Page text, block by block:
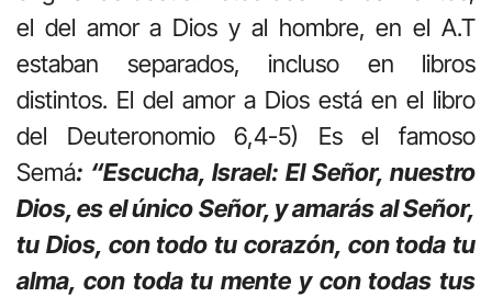
el del amor a Dios y al hombre, en el A.T
estaban separados, incluso en libros
distintos. El del amor a Dios está en el libro
del Deuteronomio 6,4-5) Es el famoso
Semá: “Escucha, Israel: El Señor, nuestro
Dios, es el único Señor, y amarás al Señor,
tu Dios, con todo tu corazón, con toda tu
alma, con toda tu mente y con todas tus